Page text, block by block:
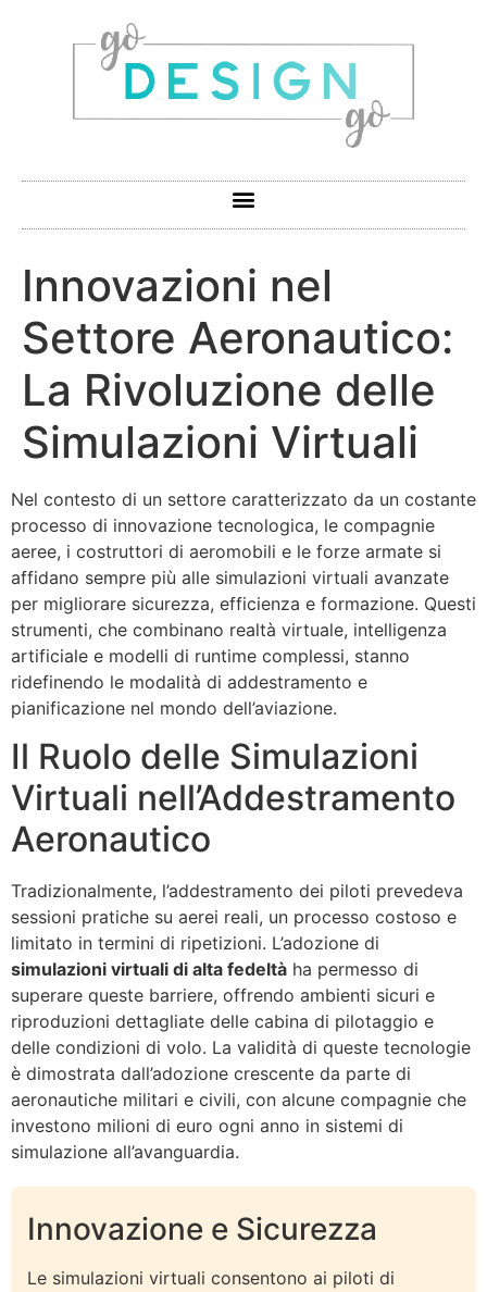
Innovazioni nel
Settore Aeronautico:
La Rivoluzione delle
Simulazioni Virtuali
Nel contesto di un settore caratterizzato da un costante
processo di innovazione tecnologica, le compagnie
aeree, i costruttori di aeromobili e le forze armate si
affidano sempre più alle simulazioni virtuali avanzate
per migliorare sicurezza, efficienza e formazione. Questi
strumenti, che combinano realtà virtuale, intelligenza
artificiale e modelli di runtime complessi, stanno
ridefinendo le modalità di addestramento e
pianificazione nel mondo dell’aviazione.
Il Ruolo delle Simulazioni
Virtuali nell’Addestramento
Aeronautico
Tradizionalmente, l’addestramento dei piloti prevedeva
sessioni pratiche su aerei reali, un processo costoso e
limitato in termini di ripetizioni. L’adozione di
simulazioni virtuali di alta fedeltà ha permesso di
superare queste barriere, offrendo ambienti sicuri e
riproduzioni dettagliate delle cabina di pilotaggio e
delle condizioni di volo. La validità di queste tecnologie
è dimostrata dall’adozione crescente da parte di
aeronautiche militari e civili, con alcune compagnie che
investono milioni di euro ogni anno in sistemi di
simulazione all’avanguardia.
Innovazione e Sicurezza
Le simulazioni virtuali consentono ai piloti di